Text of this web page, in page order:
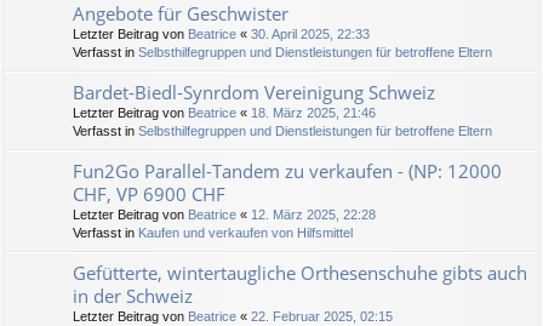
Angebote für Geschwister
Letzter Beitrag von Beatrice « 30. April 2025, 22:33
Verfasst in Selbsthilfegruppen und Dienstleistungen für betroffene Eltern
Bardet-Biedl-Synrdom Vereinigung Schweiz
Letzter Beitrag von Beatrice « 18. März 2025, 21:46
Verfasst in Selbsthilfegruppen und Dienstleistungen für betroffene Eltern
Fun2Go Parallel-Tandem zu verkaufen - (NP: 12000
CHF, VP 6900 CHF
Letzter Beitrag von Beatrice « 12. März 2025, 22:28
Verfasst in Kaufen und verkaufen von Hilfsmittel
Gefütterte, wintertaugliche Orthesenschuhe gibts auch
in der Schweiz
Letzter Beitrag von Beatrice « 22. Februar 2025, 02:15